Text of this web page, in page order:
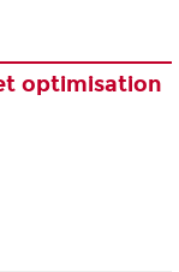
optimisation